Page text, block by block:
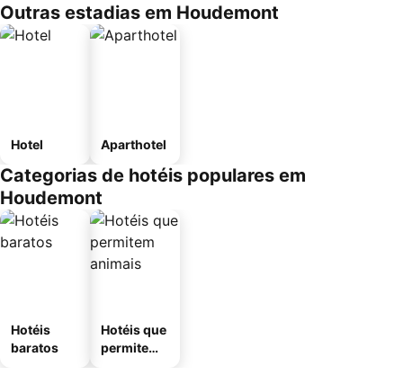
Outras estadias em Houdemont
Hotel Aparthotel
Categorias de hotéis populares em
Houdemont
Hotéis
baratos
Hotéis que
permitem